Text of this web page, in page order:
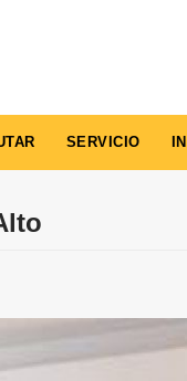
SERVICIO